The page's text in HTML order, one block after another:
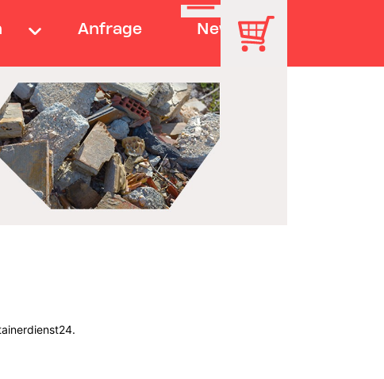
Anfrage News